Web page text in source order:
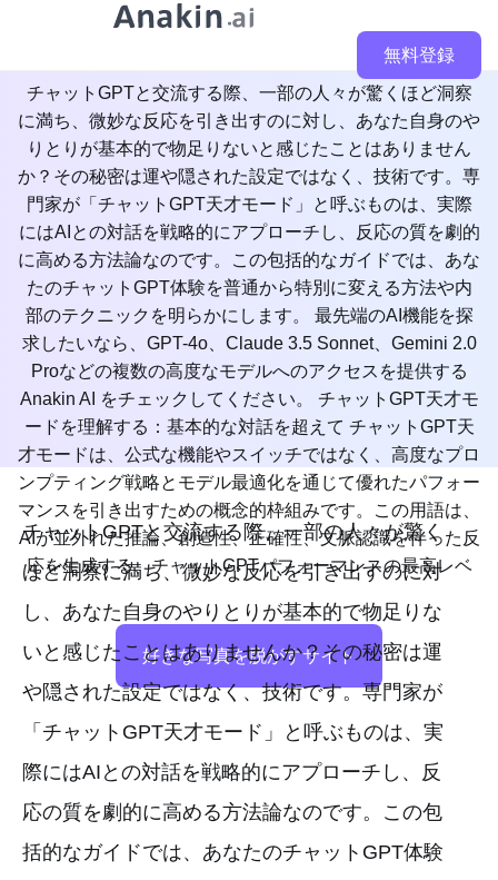
無料登録
マスターする
チャットGPTと交流する際、一部の人々が驚くほど洞察
に満ち、微妙な反応を引き出すのに対し、あなた自身のや
りとりが基本的で物足りないと感じたことはありません
か？その秘密は運や隠された設定ではなく、技術です。専
門家が「チャットGPT天才モード」と呼ぶものは、実際
にはAIとの対話を戦略的にアプローチし、反応の質を劇的
に高める方法論なのです。この包括的なガイドでは、あな
たのチャットGPT体験を普通から特別に変える方法や内
部のテクニックを明らかにします。 最先端のAI機能を探
求したいなら、GPT-4o、Claude 3.5 Sonnet、Gemini 2.0
Proなどの複数の高度なモデルへのアクセスを提供する
Anakin AI をチェックしてください。 チャットGPT天才モ
ードを理解する：基本的な対話を超えて チャットGPT天
才モードは、公式な機能やスイッチではなく、高度なプロ
ンプティング戦略とモデル最適化を通じて優れたパフォー
マンスを引き出すための概念的枠組みです。この用語は、
AIが並外れた推論、創造性、正確性、文脈認識を伴った反
応を生成する、チャットGPTパフォーマンスの最高レベ
好きな写真を脱がすサイト
チャットGPTと交流する際、一部の人々が驚く
ほど洞察に満ち、微妙な反応を引き出すのに対
し、あなた自身のやりとりが基本的で物足りな
いと感じたことはありませんか？その秘密は運
や隠された設定ではなく、技術です。専門家が
「チャットGPT天才モード」と呼ぶものは、実
際にはAIとの対話を戦略的にアプローチし、反
応の質を劇的に高める方法論なのです。この包
括的なガイドでは、あなたのチャットGPT体験